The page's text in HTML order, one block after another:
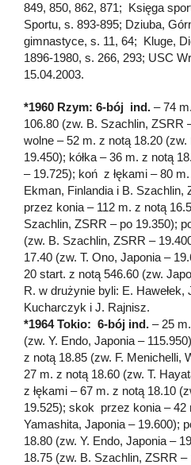
849, 850, 862, 871; Księga
Sportu, s. 893-895; Dziuba,
gimnastyce, s. 11, 64; Kluge,
1896-1980, s. 266, 293; USC
15.04.2003.
*1960 Rzym: 6-bój ind. – 74
106.80 (zw. B. Szachlin, ZSRR
wolne – 52 m. z notą 18.20
19.450); kółka – 36 m. z notą
– 19.725); koń z łękami – 80
Ekman, Finlandia i B. Szachlin,
przez konia – 112 m. z notą
Szachlin, ZSRR – po 19.350);
(zw. B. Szachlin, ZSRR –
17.40 (zw. T. Ono, Japonia –
20 start. z notą 546.60 (zw.
R. w drużynie byli: E. Hawełek,
Kucharczyk i J. Rajnisz.
*1964 Tokio: 6-bój ind. – 25
(zw. Y. Endo, Japonia –
z notą 18.85 (zw. F. Menichelli,
27 m. z notą 18.60 (zw. T.
z łękami – 67 m. z notą 18.10
19.525); skok przez konia – 42
Yamashita, Japonia – 19.600);
18.80 (zw. Y. Endo, Japonia –
18.75 (zw. B. Szachlin, ZSRR –